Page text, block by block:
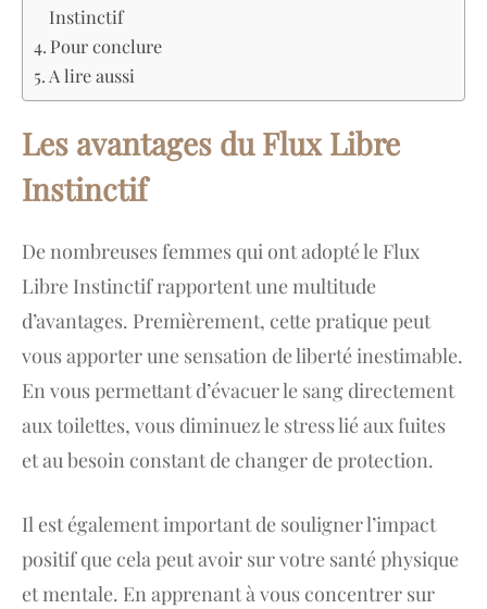
Instinctif
Pour conclure
A lire aussi
Les avantages du Flux Libre
Instinctif
De nombreuses femmes qui ont adopté le Flux
Libre Instinctif rapportent une multitude
d’avantages. Premièrement, cette pratique peut
vous apporter une sensation de liberté inestimable.
En vous permettant d’évacuer le sang directement
aux toilettes, vous diminuez le stress lié aux fuites
et au besoin constant de changer de protection.
Il est également important de souligner l’impact
positif que cela peut avoir sur votre santé physique
et mentale. En apprenant à vous concentrer sur